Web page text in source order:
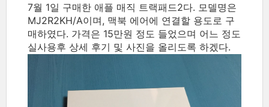
7월 1일 구매한 애플 매직 트랙패드2다. 모델명은
MJ2R2KH/A이며, 맥북 에어에 연결할 용도로 구
매하였다. 가격은 15만원 정도 들었으며 어느 정도
실사용후 상세 후기 및 사진을 올리도록 하겠다.